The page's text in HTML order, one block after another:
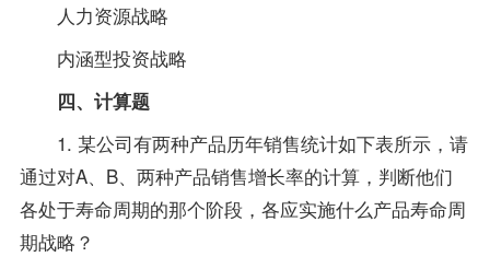
人力资源战略
内涵型投资战略
四、计算题
1. 某公司有两种产品历年销售统计如下表所示，请
通过对A、B、两种产品销售增长率的计算，判断他们
各处于寿命周期的那个阶段，各应实施什么产品寿命周
期战略？